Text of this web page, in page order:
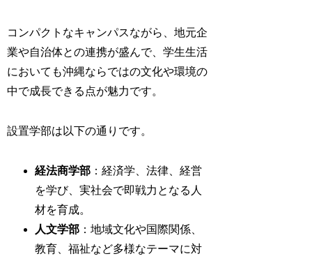
コンパクトなキャンパスながら、地元企
業や自治体との連携が盛んで、学生生活
においても沖縄ならではの文化や環境の
中で成長できる点が魅力です。
設置学部は以下の通りです。
経法商学部 ：経済学、法律、経営
を学び、実社会で即戦力となる人
材を育成。
人文学部 ：地域文化や国際関係、
教育、福祉など多様なテーマに対